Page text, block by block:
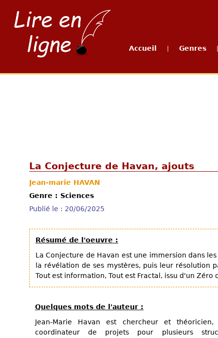
Accueil Genres
La Conjecture de Havan, ajouts
Jean-marie HAVAN
Genre : Sciences
Publié le : 20/06/2025
Résumé de l'oeuvre :
La Conjecture de Havan est une immersion dans
la révélation de ses mystères, puis leur résolution
Tout est information, Tout est Fractal, issu d'un Zéro
Quelques mots de l'auteur :
Jean-Marie Havan est chercheur et
coordinateur de projets pour plusieurs